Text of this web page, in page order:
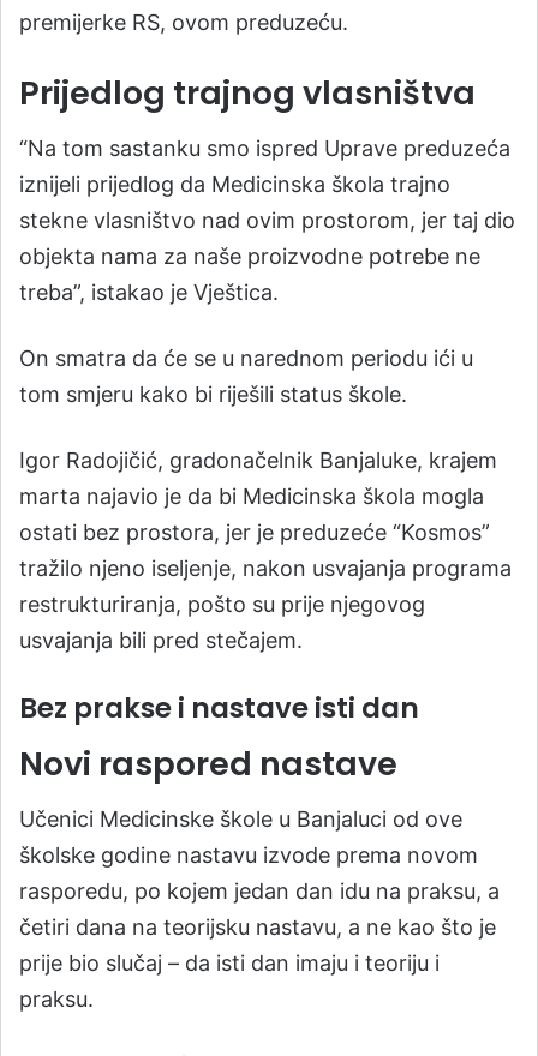
premijerke RS, ovom preduzeću.
Prijedlog trajnog vlasništva
“Na tom sastanku smo ispred Uprave preduzeća
iznijeli prijedlog da Medicinska škola trajno
stekne vlasništvo nad ovim prostorom, jer taj dio
objekta nama za naše proizvodne potrebe ne
treba”, istakao je Vještica.
On smatra da će se u narednom periodu ići u
tom smjeru kako bi riješili status škole.
Igor Radojičić, gradonačelnik Banjaluke, krajem
marta najavio je da bi Medicinska škola mogla
ostati bez prostora, jer je preduzeće “Kosmos”
tražilo njeno iseljenje, nakon usvajanja programa
restrukturiranja, pošto su prije njegovog
usvajanja bili pred stečajem.
Bez prakse i nastave isti dan
Novi raspored nastave
Učenici Medicinske škole u Banjaluci od ove
školske godine nastavu izvode prema novom
rasporedu, po kojem jedan dan idu na praksu, a
četiri dana na teorijsku nastavu, a ne kao što je
prije bio slučaj – da isti dan imaju i teoriju i
praksu.